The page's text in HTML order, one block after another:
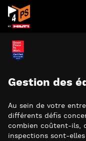
Gestion des
Au sein de votre
différents défis
combien coûtent-ils,
inspections sont-